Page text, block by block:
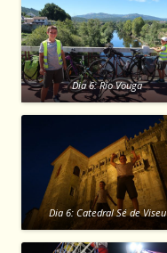
Dia 6: Rio Vouga
Dia 6: Catedral Sé de Viseu